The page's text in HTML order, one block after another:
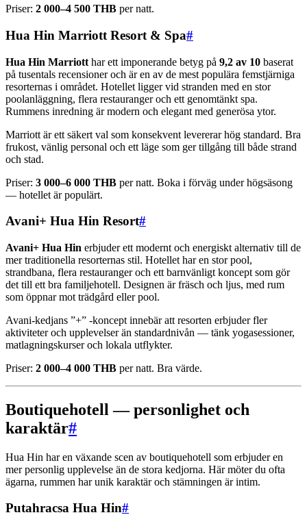
Priser: 2 000–4 500 THB per natt.
Hua Hin Marriott Resort & Spa#
Hua Hin Marriott har ett imponerande betyg på 9,2 av 10 baserat
på tusentals recensioner och är en av de mest populära femstjärniga
resorternas i området. Hotellet ligger vid stranden med en stor
poolanläggning, flera restauranger och ett genomtänkt spa.
Rummens inredning är modern och elegant med generösa ytor.
Marriott är ett säkert val som konsekvent levererar hög standard. Bra
frukost, vänlig personal och ett läge som ger tillgång till både strand
och stad.
Priser: 3 000–6 000 THB per natt. Boka i förväg under högsäsong
— hotellet är populärt.
Avani+ Hua Hin Resort#
Avani+ Hua Hin erbjuder ett modernt och energiskt alternativ till de
mer traditionella resorternas stil. Hotellet har en stor pool,
strandbana, flera restauranger och ett barnvänligt koncept som gör
det till ett bra familjehotell. Designen är fräsch och ljus, med rum
som öppnar mot trädgård eller pool.
Avani-kedjans ”+” -koncept innebär att resorten erbjuder fler
aktiviteter och upplevelser än standardnivån — tänk yogasessioner,
matlagningskurser och lokala utflykter.
Priser: 2 000–4 000 THB per natt. Bra värde.
Boutiquehotell — personlighet och
karaktär#
Hua Hin har en växande scen av boutiquehotell som erbjuder en
mer personlig upplevelse än de stora kedjorna. Här möter du ofta
ägarna, rummen har unik karaktär och stämningen är intim.
Putahracsa Hua Hin#